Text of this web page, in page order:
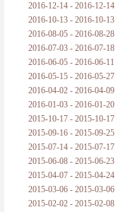
2016-12-14 - 2016-12-14
2016-10-13 - 2016-10-13
2016-08-05 - 2016-08-28
2016-07-03 - 2016-07-18
2016-06-05 - 2016-06-11
2016-05-15 - 2016-05-27
2016-04-02 - 2016-04-09
2016-01-03 - 2016-01-20
2015-10-17 - 2015-10-17
2015-09-16 - 2015-09-25
2015-07-14 - 2015-07-17
2015-06-08 - 2015-06-23
2015-04-07 - 2015-04-24
2015-03-06 - 2015-03-06
2015-02-02 - 2015-02-08